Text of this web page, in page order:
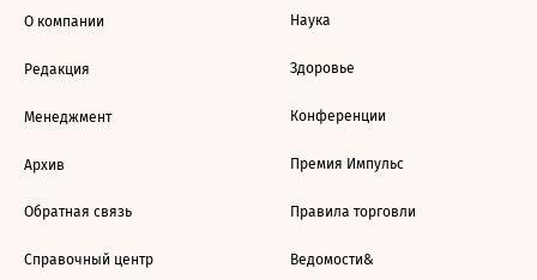
О компании
Редакция
Менеджмент
Архив
Обратная связь
Справочный центр
Наука
Здоровье
Конференции
Премия Импульс
Правила торговли
Ведомости&